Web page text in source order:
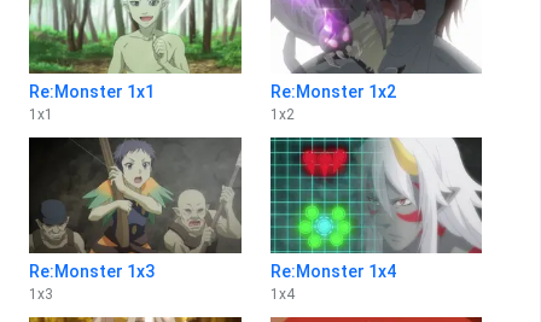
Re:Monster 1x1
1 x1
Re:Monster 1x2
1 x2
Re:Monster 1x3
1 x3
Re:Monster 1x4
1 x4